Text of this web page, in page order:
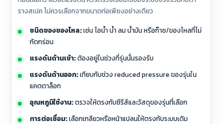
รางสเปค ไม่ควรเลือกจากขนาดท่อเพียงอย่างเดียว
ชนิดของของไหล:เช่น ไอน้ำ น้ำ ลม น้ำมัน หรือก๊าซ/ของไหลที่ไม่
กัดกร่อน
แรงดันด้านเข้า:ต้องอยู่ในช่วงที่รุ่นนั้นรองรับ
แรงดันด้านออก:เทียบกับช่วง reduced pressure ของรุ่นใน
แคตตาล็อก
อุณหภูมิใช้งาน:ตรวจให้ตรงกับซีรีส์และวัสดุของรุ่นที่เลือก
การต่อเชื่อม:เลือกเกลียวหรือหน้าแปลนให้ตรงกับระบบเดิม